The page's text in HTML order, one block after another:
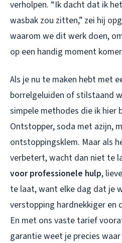
verholpen. “Ik dacht dat ik
wasbak zou zitten,” zei hij
waarom we dit werk doen,
op een handig moment
Als je nu te maken hebt met
borrelgeluiden of stilstaand
simpele methodes die ik hier
Ontstopper, soda met azijn,
ontstoppingsklem. Maar als
verbetert, wacht dan niet te
voor professionele hulp,
te laat, want elke dag dat je
verstopping hardnekkiger en
En met ons vaste tarief
garantie weet je precies